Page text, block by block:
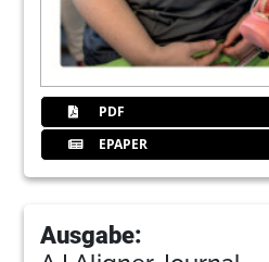
PDF
EPAPER
Ausgabe: